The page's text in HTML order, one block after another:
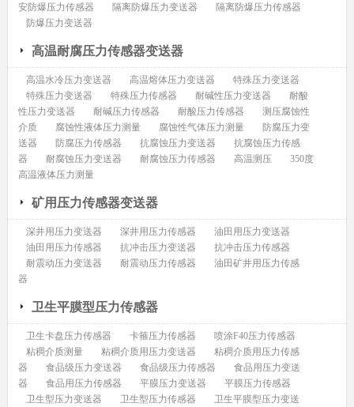
安防爆压力传感器
隔离防爆压力变送器
隔离防爆压力传感器
防爆压力变送器
高温耐腐压力传感器变送器
高温水冷压力变送器 高温熔体压力变送器
特殊压力变送器
特殊压力变送器
特殊压力传感器 耐碱性压力变送器
耐酸
性压力变送器
耐碱压力传感器 耐酸压力传感器
测压腐蚀性
介质
腐蚀性液体压力测量 腐蚀性气体压力测量
防腐压力变
送器
防腐压力传感器 抗腐蚀压力变送器
抗腐蚀压力传感
器
耐腐蚀压力变送器 耐腐蚀压力传感器 高温测压
350度
高温液体压力测量
矿用压力传感器变送器
深井用压力变送器 深井用压力传感器
油田用压力变送器
油田用压力传感器
抗冲击压力变送器
抗冲击压力传感器
耐震动压力变送器
耐震动压力传感器
油田矿井用压力传感
器
卫生平膜型压力传感器
卫生卡盘压力传感器 卡箍压力传感器
喷涂F40压力传感器
粘稠介质测量
粘稠介质用压力变送器
粘稠介质用压力传感
器
食品级压力变送器 食品级压力传感器
食品用压力变送
器
食品用压力传感器 平膜压力变送器
平膜压力传感器
卫生型压力变送器
卫生型压力传感器
卫生平膜型压力变送